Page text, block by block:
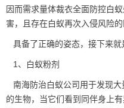
因而需求量体裁衣全面防控白
害，且存在白蚁再次入侵风险
具备了正确的姿态，接下来就
1、白蚁粉剂
南海防治白蚁公司用于发现
的生物，当它们看到同伴身上